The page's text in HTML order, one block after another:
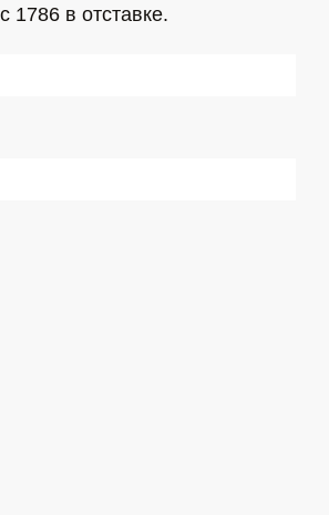
1786 в отставке.